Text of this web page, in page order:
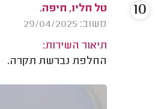
טל חליו, חיפה.
משוב: 29/04/2025
תיאור השירות:
החלפת נברשת תקרה.
10